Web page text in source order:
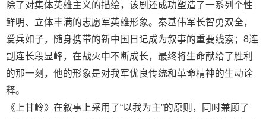
除了对集体英雄主义的描绘，该剧还成功塑造了一系列个性
鲜明、立体丰满的志愿军英雄形象。秦基伟军长智勇双全，
爱兵如子，随身携带的新中国日记成为叙事的重要线索；8连
副连长段显峰，在战火中不断成长，最终将生命献给了胜利
的那一刻，他的形象是对我军优良传统和革命精神的生动诠
释。
《上甘岭》在叙事上采用了“以我为主”的原则，同时兼顾了